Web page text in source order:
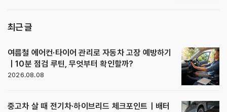
최근 글
여름철 에어컨·타이어 관리로 자동차 고장 예방하기
｜10분 점검 루틴, 무엇부터 확인할까?
2026.08.08
중고차 살 때 전기차·하이브리드 체크포인트｜배터